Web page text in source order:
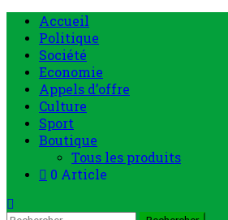
Accueil
Politique
Société
Economie
Appels d’offre
Culture
Sport
Boutique
Tous les produits
0 Article